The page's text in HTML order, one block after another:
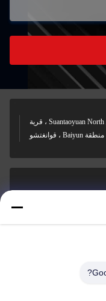
الغرفة B101 ، رقم 10 شارع Suantaoyuan North ، قرية